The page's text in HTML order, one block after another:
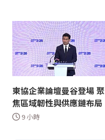
東協企業論壇曼谷登場 聚
焦區域韌性與供應鏈布局
9 小時